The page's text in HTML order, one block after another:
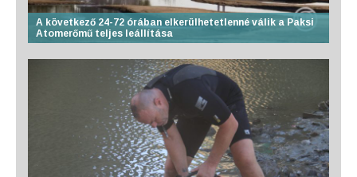
A következő 24-72 órában elkerülhetetlenné válik a Paksi
Atomerőmű teljes leállítása